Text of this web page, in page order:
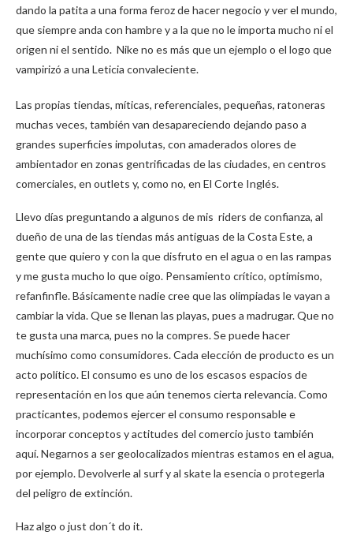
dando la patita a una forma feroz de hacer negocio y ver el mundo,
que siempre anda con hambre y a la que no le importa mucho ni el
origen ni el sentido. Nike no es más que un ejemplo o el logo que
vampirizó a una Leticia convaleciente.
Las propias tiendas, míticas, referenciales, pequeñas, ratoneras
muchas veces, también van desapareciendo dejando paso a
grandes superficies impolutas, con amaderados olores de
ambientador en zonas gentrificadas de las ciudades, en centros
comerciales, en outlets y, como no, en El Corte Inglés.
Llevo días preguntando a algunos de mis riders de confianza, al
dueño de una de las tiendas más antiguas de la Costa Este, a
gente que quiero y con la que disfruto en el agua o en las rampas
y me gusta mucho lo que oigo. Pensamiento crítico, optimismo,
refanfinfle. Básicamente nadie cree que las olimpiadas le vayan a
cambiar la vida. Que se llenan las playas, pues a madrugar. Que no
te gusta una marca, pues no la compres. Se puede hacer
muchísimo como consumidores. Cada elección de producto es un
acto político. El consumo es uno de los escasos espacios de
representación en los que aún tenemos cierta relevancia. Como
practicantes, podemos ejercer el consumo responsable e
incorporar conceptos y actitudes del comercio justo también
aquí. Negarnos a ser geolocalizados mientras estamos en el agua,
por ejemplo. Devolverle al surf y al skate la esencia o protegerla
del peligro de extinción.
Haz algo o just don´t do it.